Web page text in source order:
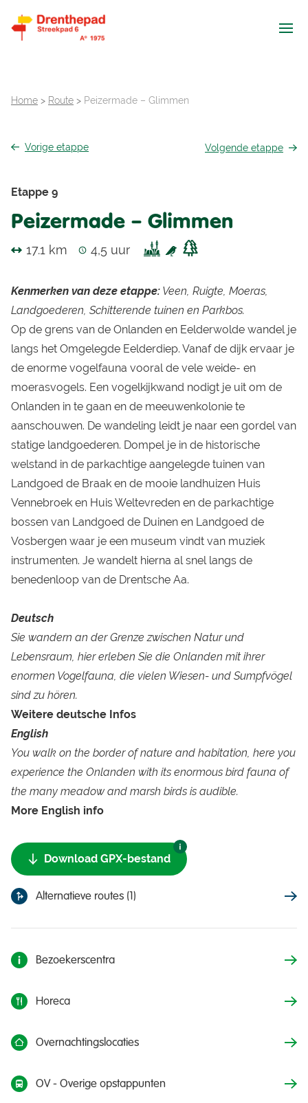
Home > Route > Peizermade – Glimmen
Vorige etappe Volgende etappe
Etappe 9
Peizermade – Glimmen
17.1 km 4,5 uur
Kenmerken van deze etappe: Veen, Ruigte, Moeras,
Landgoederen, Schitterende tuinen en Parkbos.
Op de grens van de Onlanden en Eelderwolde wandel je
langs het Omgelegde Eelderdiep. Vanaf de dijk ervaar je
de enorme vogelfauna vooral de vele weide- en
moerasvogels. Een vogelkijkwand nodigt je uit om de
Onlanden in te gaan en de meeuwenkolonie te
aanschouwen. De wandeling leidt je naar een gordel van
statige landgoederen. Dompel je in de historische
welstand in de parkachtige aangelegde tuinen van
Landgoed de Braak en de mooie landhuizen Huis
Vennebroek en Huis Weltevreden en de parkachtige
bossen van Landgoed de Duinen en Landgoed de
Vosbergen waar je een museum vindt van muziek
instrumenten. Je wandelt hierna al snel langs de
benedenloop van de Drentsche Aa.
Deutsch
Sie wandern an der Grenze zwischen Natur und
Lebensraum, hier erleben Sie die Onlanden mit ihrer
enormen Vogelfauna, die vielen Wiesen- und Sumpfvögel
sind zu hören.
Weitere deutsche Infos
English
You walk on the border of nature and habitation, here you
experience the Onlanden with its enormous bird fauna of
the many meadow and marsh birds is audible.
More English info
Download GPX-bestand
Alternatieve routes (1)
Bezoekerscentra
Horeca
Overnachtingslocaties
OV - Overige opstappunten